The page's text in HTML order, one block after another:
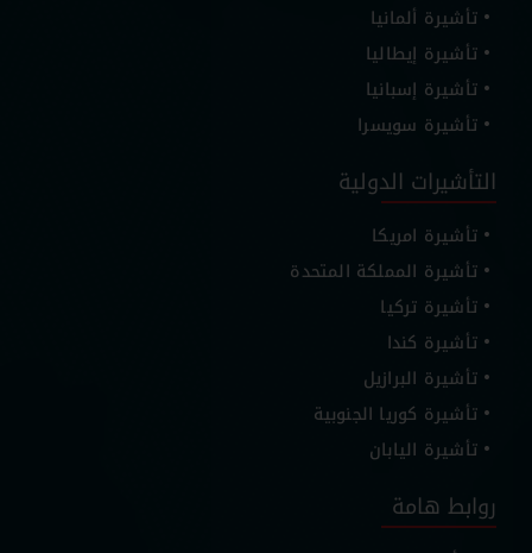
تأشيرة ألمانيا
تأشيرة إيطاليا
تأشيرة إسبانيا
تأشيرة سويسرا
التأشيرات الدولية
تأشيرة امريكا
تأشيرة المملكة المتحدة
تأشيرة تركيا
تأشيرة كندا
تأشيرة البرازيل
تأشيرة كوريا الجنوبية
تأشيرة اليابان
روابط هامة